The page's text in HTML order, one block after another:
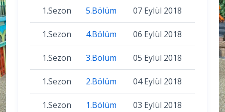
1.Sezon 5.Bölüm 07 Eylül 2018
1.Sezon 4.Bölüm 06 Eylül 2018
1.Sezon 3.Bölüm 05 Eylül 2018
1.Sezon 2.Bölüm 04 Eylül 2018
1.Sezon 1.Bölüm 03 Eylül 2018